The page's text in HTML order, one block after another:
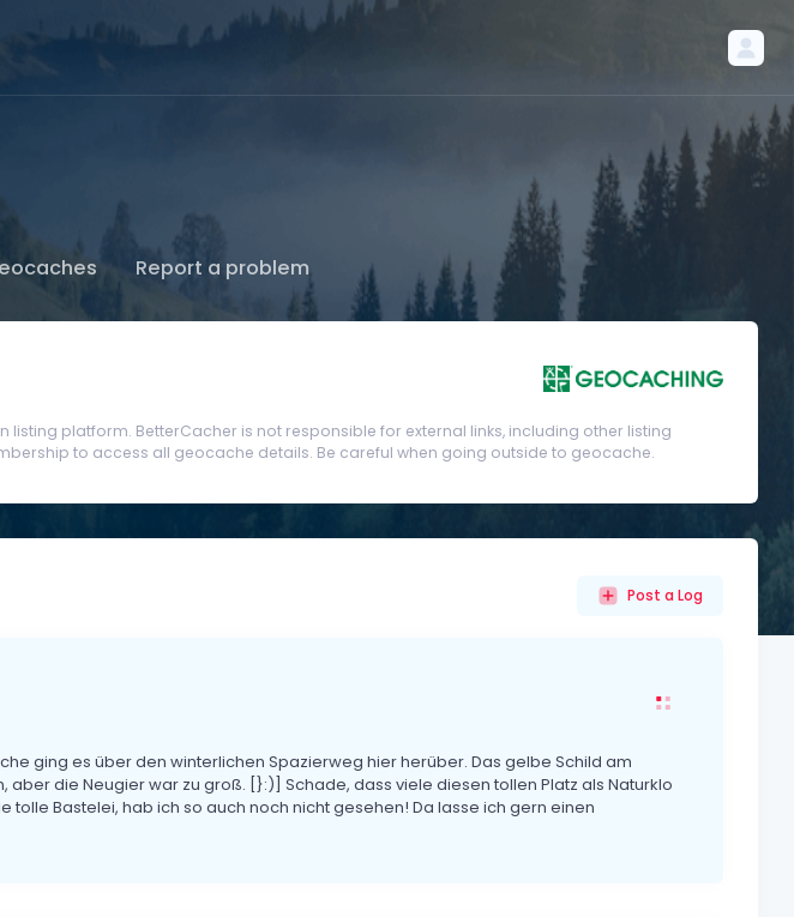
Report a problem
listing platform. BetterCacher is not responsible for external links, including other listing
to access all geocache details. Be careful when going outside to geocache.
Post a Log
ging es über den winterlichen Spazierweg hier herüber. Das gelbe Schild am
aber die Neugier war zu groß. [}:)] Schade, dass viele diesen tollen Platz als Naturklo
tolle Bastelei, hab ich so auch noch nicht gesehen! Da lasse ich gern einen